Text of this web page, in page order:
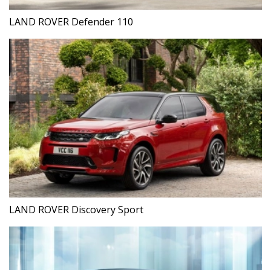
LAND ROVER Defender 110
LAND ROVER Discovery Sport